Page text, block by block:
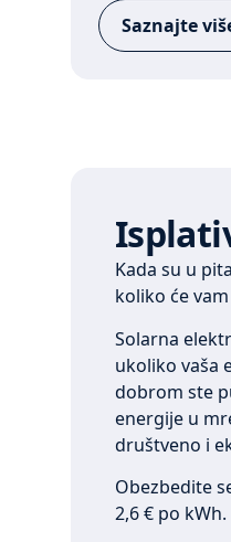
Saznajte
Kada su u
koliko će
Solarna
ukoliko vaša
dobrom ste
energije u
društveno i
Obezbedite
2,6 € po kWh.